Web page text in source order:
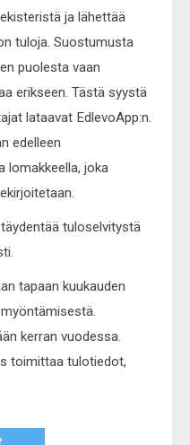
ja lähettää
tuloja. Suostumusta
puolesta vaan
erikseen. Tästä syystä
lataavat EdlevoApp:n.
edelleen
lomakkeella, joka
tuloselvitystä
tapaan kuukauden
kerran vuodessa.
toimittaa tulotiedot,